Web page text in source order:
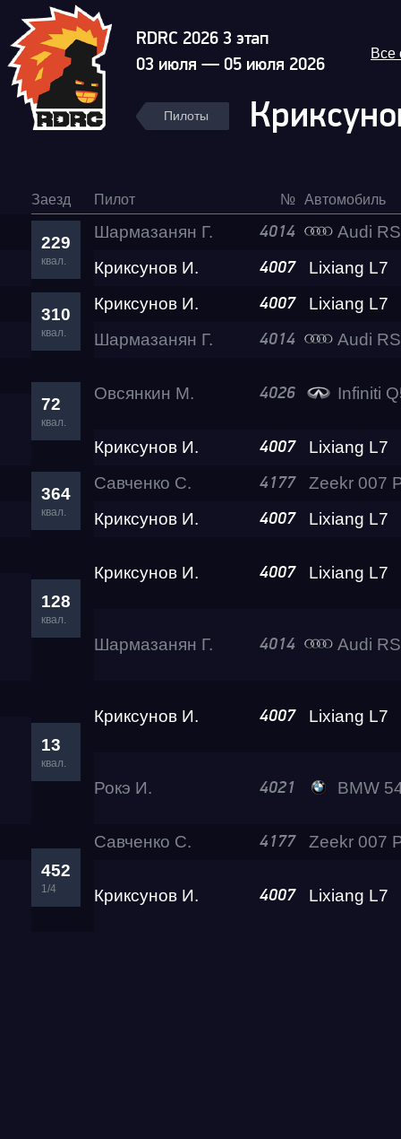
RDRC 2026 3 этап
03 июля — 05 июля 2026
Все
Пилоты
Заезд Пилот № Автомобиль
229
квал.
Шармазанян Г. 4014
Audi
Криксунов И.
4007 Lixiang L7
310
квал.
Криксунов И. 4007
Lixiang L7
Шармазанян Г.
4014 Audi
72
квал.
Овсянкин М. 4026 Infiniti
Криксунов И. 4007 Lixiang L7
364
квал.
Савченко С. 4177
Криксунов И. 4007 Lixiang L7
128
квал.
Криксунов И. 4007 Lixiang L7
Шармазанян Г. 4014 Audi
13
квал.
Криксунов И. 4007 Lixiang L7
Рокэ И. 4021 BMW 540i
452
1/4
Савченко С. 4177
Криксунов И. 4007 Lixiang L7